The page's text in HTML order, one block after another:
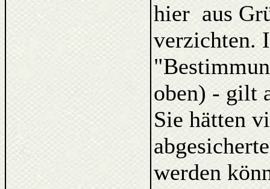
hier aus
verzichten.
oben) - gilt
Sie hätten
werden